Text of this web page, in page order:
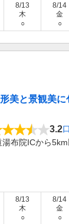
8/13
木
○
8/14
金
○
美と景観美
3.2
湯布院ICから
8/13
木
○
8/14
金
○